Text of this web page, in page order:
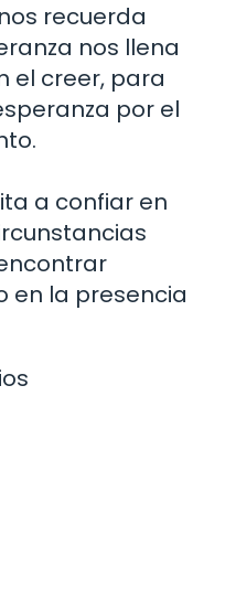
nos recuerda
nos llena
el creer, para
por el
a confiar en
en la presencia